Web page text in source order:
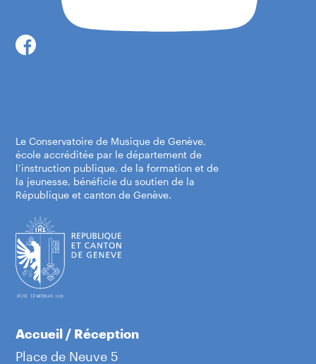
Le Conservatoire de Musique de Genève,
école accréditée par le département de
l’instruction publique, de la formation et de
la jeunesse, bénéficie du soutien de la
République et canton de Genève.
Accueil / Réception
Place de Neuve 5